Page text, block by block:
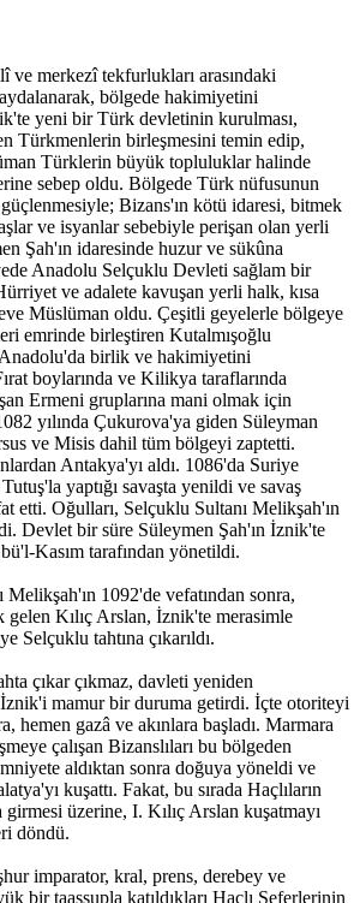
ve merkezî tekfurlukları arasındaki
bölgede hakimiyetini
yeni bir Türk devletinin kurulması,
Türkmenlerin birleşmesini temin edip,
Türklerin büyük topluluklar halinde
sebep oldu. Bölgede Türk nüfusunun
Bizans'ın kötü idaresi, bitmek
ve isyanlar sebebiyle perişan olan yerli
Şah'ın idaresinde huzur ve sükûna
Anadolu Selçuklu Devleti sağlam bir
ve adalete kavuşan yerli halk, kısa
Müslüman oldu. Çeşitli geyelerle bölgeye
emrinde birleştiren Kutalmışoğlu
birlik ve hakimiyetini
boylarında ve Kilikya taraflarında
Ermeni gruplarına mani olmak için
yılında Çukurova'ya giden Süleyman
ve Misis dahil tüm bölgeyi zaptetti.
Antakya'yı aldı. 1086'da Suriye
yaptığı savaşta yenildi ve savaş
etti. Oğulları, Selçuklu Sultanı Melikşah'ın
Devlet bir süre Süleymen Şah'ın İznik'te
Kasım tarafından yönetildi.
Melikşah'ın 1092'de vefatından sonra,
gelen Kılıç Arslan, İznik'te merasimle
Selçuklu tahtına çıkarıldı.
çıkar çıkmaz, davleti yeniden
İznik'i mamur bir duruma getirdi. İçte otoriteyi
hemen gazâ ve akınlara başladı. Marmara
çalışan Bizanslıları bu bölgeden
aldıktan sonra doğuya yöneldi ve
kuşattı. Fakat, bu sırada Haçlıların
üzerine, I. Kılıç Arslan kuşatmayı
döndü.
imparator, kral, prens, derebey ve
bir taassupla katıldıkları Haçlı Seferlerinin